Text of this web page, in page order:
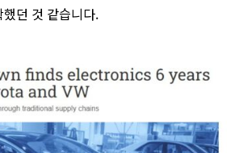
던 것 같습니다.